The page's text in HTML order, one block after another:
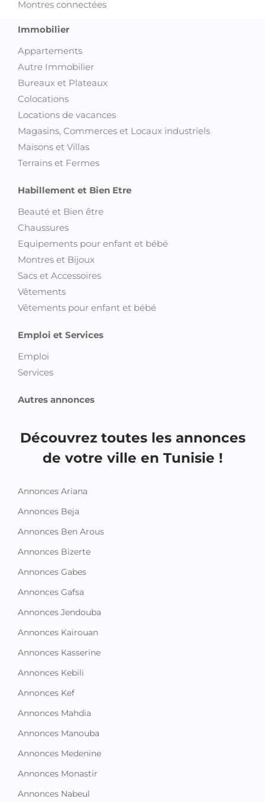
Montres connectées
Immobilier
Appartements
Autre Immobilier
Bureaux et Plateaux
Colocations
Locations de vacances
Magasins, Commerces et Locaux industriels
Maisons et Villas
Terrains et Fermes
Habillement et Bien Etre
Beauté et Bien être
Chaussures
Equipements pour enfant et bébé
Montres et Bijoux
Sacs et Accessoires
Vêtements
Vêtements pour enfant et bébé
Emploi et Services
Emploi
Services
Autres annonces
Découvrez toutes les annonces
de votre ville en Tunisie !
Annonces Ariana
Annonces Beja
Annonces Ben Arous
Annonces Bizerte
Annonces Gabes
Annonces Gafsa
Annonces Jendouba
Annonces Kairouan
Annonces Kasserine
Annonces Kebili
Annonces Kef
Annonces Mahdia
Annonces Manouba
Annonces Medenine
Annonces Monastir
Annonces Nabeul